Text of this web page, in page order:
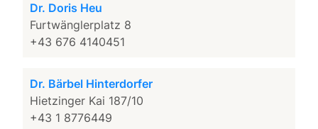
Dr. Doris Heu
Furtwänglerplatz 8
+43 676 4140451
Dr. Bärbel Hinterdorfer
Hietzinger Kai 187/10
+43 1 8776449